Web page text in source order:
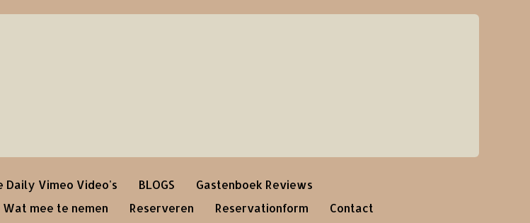
Daily Vimeo Video's BLOGS
Gastenboek Reviews
Wat mee te nemen Reserveren Reservationform
Contact